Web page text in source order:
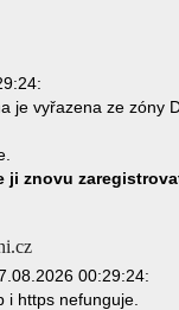
je vyřazena ze zóny
ji znovu
00:29:24:
i https nefunguje.